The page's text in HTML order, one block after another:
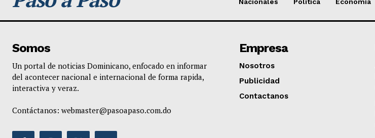
Somos
Un portal de noticias Dominicano, enfocado en informar
del acontecer nacional e internacional de forma rapida,
interactiva y veraz.
Contáctanos: webmaster@pasoapaso.com.do
Empresa
Nosotros
Publicidad
Contactanos